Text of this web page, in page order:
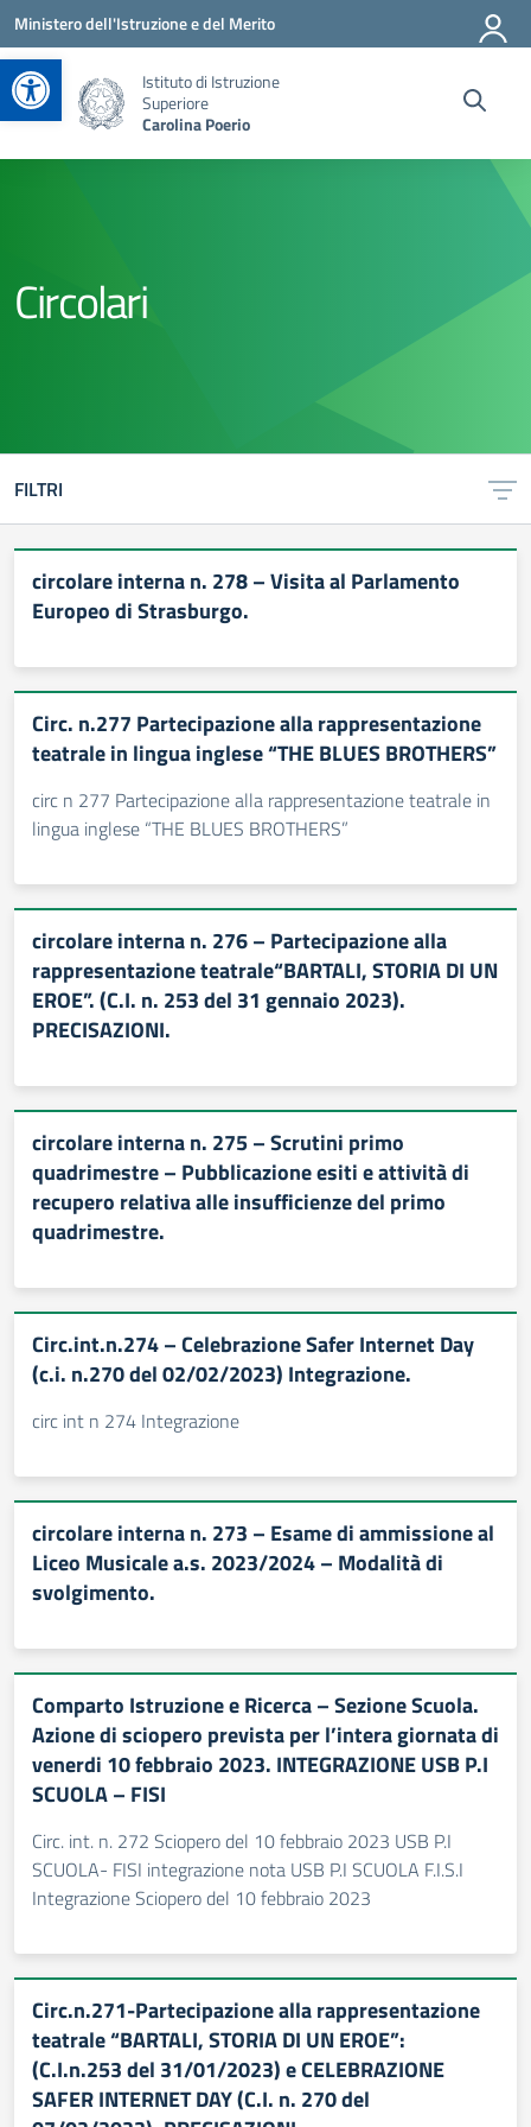
Apri la barra degli strumenti
Vai ai contenuti
Vai al menu di navigazione
Vai al footer
Ministero dell'Istruzione e del Merito
Istituto di Istruzione
Superiore
Carolina Poerio
Circolari
FILTRI
circolare interna n. 278 – Visita al Parlamento
Europeo di Strasburgo.
Circ. n.277 Partecipazione alla rappresentazione
teatrale in lingua inglese “THE BLUES BROTHERS”
circ n 277 Partecipazione alla rappresentazione teatrale in
lingua inglese “THE BLUES BROTHERS”
circolare interna n. 276 – Partecipazione alla
rappresentazione teatrale“BARTALI, STORIA DI UN
EROE”. (C.I. n. 253 del 31 gennaio 2023).
PRECISAZIONI.
circolare interna n. 275 – Scrutini primo
quadrimestre – Pubblicazione esiti e attività di
recupero relativa alle insufficienze del primo
quadrimestre.
Circ.int.n.274 – Celebrazione Safer Internet Day
(c.i. n.270 del 02/02/2023) Integrazione.
circ int n 274 Integrazione
circolare interna n. 273 – Esame di ammissione al
Liceo Musicale a.s. 2023/2024 – Modalità di
svolgimento.
Comparto Istruzione e Ricerca – Sezione Scuola.
Azione di sciopero prevista per l’intera giornata di
venerdi 10 febbraio 2023. INTEGRAZIONE USB P.I
SCUOLA – FISI
Circ. int. n. 272 Sciopero del 10 febbraio 2023 USB P.I
SCUOLA- FISI integrazione nota USB P.I SCUOLA F.I.S.I
Integrazione Sciopero del 10 febbraio 2023
Circ.n.271-Partecipazione alla rappresentazione
teatrale “BARTALI, STORIA DI UN EROE”:
(C.I.n.253 del 31/01/2023) e CELEBRAZIONE
SAFER INTERNET DAY (C.I. n. 270 del